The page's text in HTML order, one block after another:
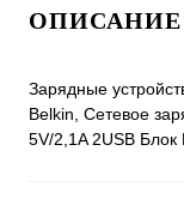
ОПИСАНИЕ
Зарядные
Belkin, Сетевое
5V/2,1A 2USB Блок